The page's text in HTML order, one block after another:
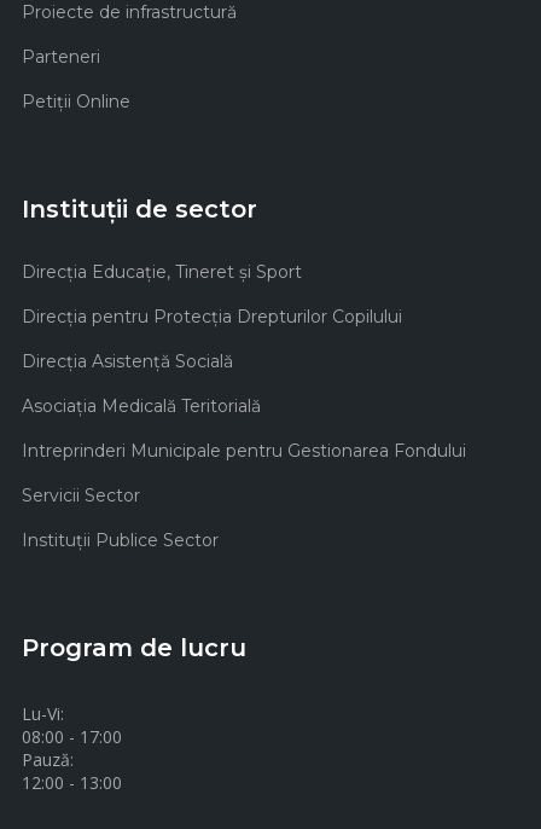
Proiecte de infrastructură
Parteneri
Petiții Online
Instituții de sector
Direcţia Educaţie, Tineret şi Sport
Direcţia pentru Protecţia Drepturilor Copilului
Direcţia Asistenţă Socială
Asociaţia Medicală Teritorială
Intreprinderi Municipale pentru Gestionarea Fondului
Servicii Sector
Instituţii Publice Sector
Program de lucru
Lu-Vi:
08:00 - 17:00
Pauză:
12:00 - 13:00